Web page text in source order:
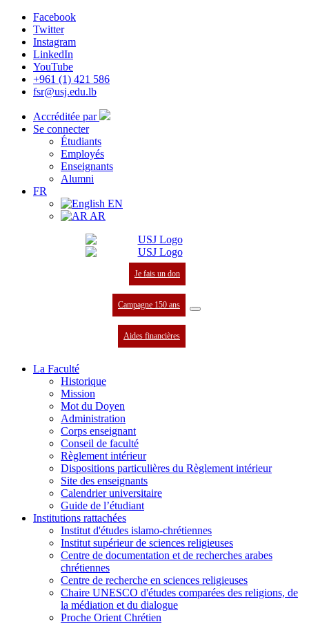
Facebook
Twitter
Instagram
LinkedIn
YouTube
+961 (1) 421 586
fsr@usj.edu.lb
Accréditée par
Se connecter
Étudiants
Employés
Enseignants
Alumni
FR
EN
AR
Je fais un don
Campagne 150 ans
Aides financières
La Faculté
Historique
Mission
Mot du Doyen
Administration
Corps enseignant
Conseil de faculté
Règlement intérieur
Dispositions particulières du Règlement intérieur
Site des enseignants
Calendrier universitaire
Guide de l’étudiant
Institutions rattachées
Institut d'études islamo-chrétiennes
Institut supérieur de sciences religieuses
Centre de documentation et de recherches arabes
chrétiennes
Centre de recherche en sciences religieuses
Chaire UNESCO d'études comparées des religions, de
la médiation et du dialogue
Proche Orient Chrétien